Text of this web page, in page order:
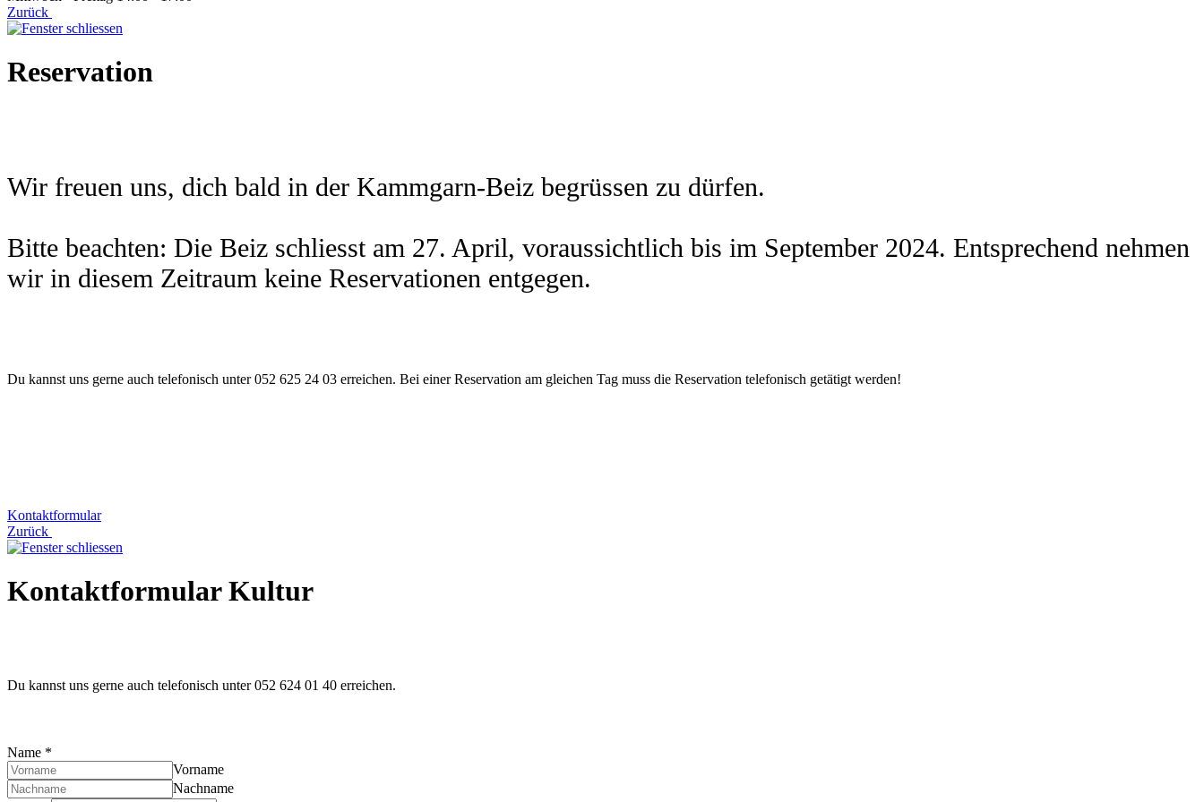
Zurück
Reservation
Wir freuen uns, dich bald in der Kammgarn-Beiz begrüssen zu dürfen.
Bitte beachten: Die Beiz schliesst am 27. April, voraussichtlich bis im September 2024. Entsprechend nehmen
wir in diesem Zeitraum keine Reservationen entgegen.
Du kannst uns gerne auch telefonisch unter 052 625 24 03 erreichen. Bei einer Reservation am gleichen Tag muss die Reservation telefonisch getätigt werden!
Kontaktformular
Zurück
Kontaktformular Kultur
Du kannst uns gerne auch telefonisch unter 052 624 01 40 erreichen.
Name *
Vorname
Nachname